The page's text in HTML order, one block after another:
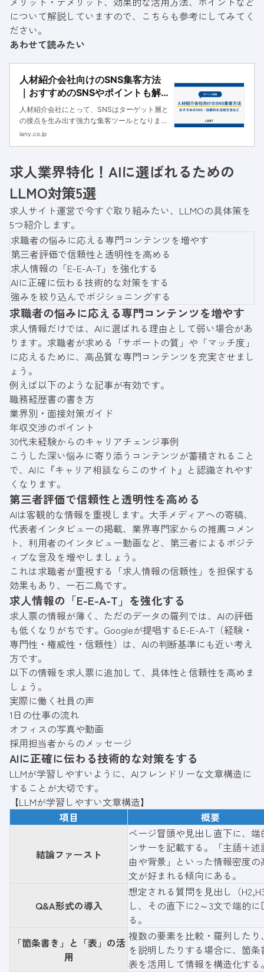
について解説していますので、こちらも参考にしてみてく
ださい。
あわせて読みたい
人材紹介会社向けのSNS集客方法
｜おすすめのSNSやポイントも解
説
人材紹介会社にとって、SNSはターゲット層と
の接点を生み出す強力な集客ツールとなりま
す。本記事では、SNS集客の重要性やメリッ
lany.co.jp
求人業界特化！AIに選ばれるための
LLMO対策5選
求人サイト運営で今すぐ取り組みたい、LLMOの具体策を
5つ紹介します。
求職者の悩みに応える専門コンテンツを増やす
第三者評価で信頼性と透明性を高める
求人情報の「E-E-A-T」を強化する
AIに正確に伝わる技術的な対策をする
強みを絞り込んでポジショニングする
求職者の悩みに応える専門コンテンツを増やす
求人情報だけでは、AIに選ばれる理由として弱い場合があ
ります。求職者が求める「サポートの質」や「マッチ度」
に応えるために、高品質な専門コンテンツを充実させまし
ょう。
例えば以下のような記事が有効です。
職務経歴書の書き方
業界別・面接対策ガイド
年収交渉のポイント
30代未経験からのキャリアチェンジ事例
こうした深い悩みに寄り添うコンテンツが蓄積されること
で、AIに『キャリア相談ならこのサイト』と認識されやす
くなります。
第三者評価で信頼性と透明性を高める
AIは客観的な情報を重視します。大手メディアへの寄稿、
代表者インタビューの掲載、業界専門家からの推薦コメン
ト、利用者のインタビュー動画など、第三者によるポジテ
ィブな言及を増やしましょう。
これは求職者が重視する「求人情報の信頼性」を担保する
効果もあり、一石二鳥です。
求人情報の「E-E-A-T」を強化する
求人票の情報が薄く、ただのデータの羅列では、AIの評価
も低くなりがちです。Googleが提唱するE-E-A-T（経験・
専門性・権威性・信頼性）は、AIの判断基準にも近い考え
方です。
以下の情報を求人票に追加して、具体性と信頼性を高めま
しょう。
実際に働く社員の声
1日の仕事の流れ
オフィスの写真や動画
採用担当者からのメッセージ
AIに正確に伝わる技術的な対策をする
LLMが学習しやすいように、AIフレンドリーな文章構造に
することが大切です。
【LLMが学習しやすい文章構造】
項目
概要
結論ファースト
ページ冒頭や見出し直下に、端
ンサーを記載する。「主語＋述
由や背景」といった情報密度の
文が好まれる傾向にある。
Q&A形式の導入
想定される質問を見出し（
し、その直下に2～3文で端的に
る。
「箇条書き」と「表」の活
用
複数の要素を比較・羅列したり
を説明したりする場合に、箇条
表を活用して情報を構造化する